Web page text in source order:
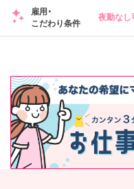
東海
九州・沖縄
施設形態
病院、クリニック・診療所など
美容外科、
循環器内科など
年収
年収500万円以上など
雇用・
こだわり条件
夜勤なし